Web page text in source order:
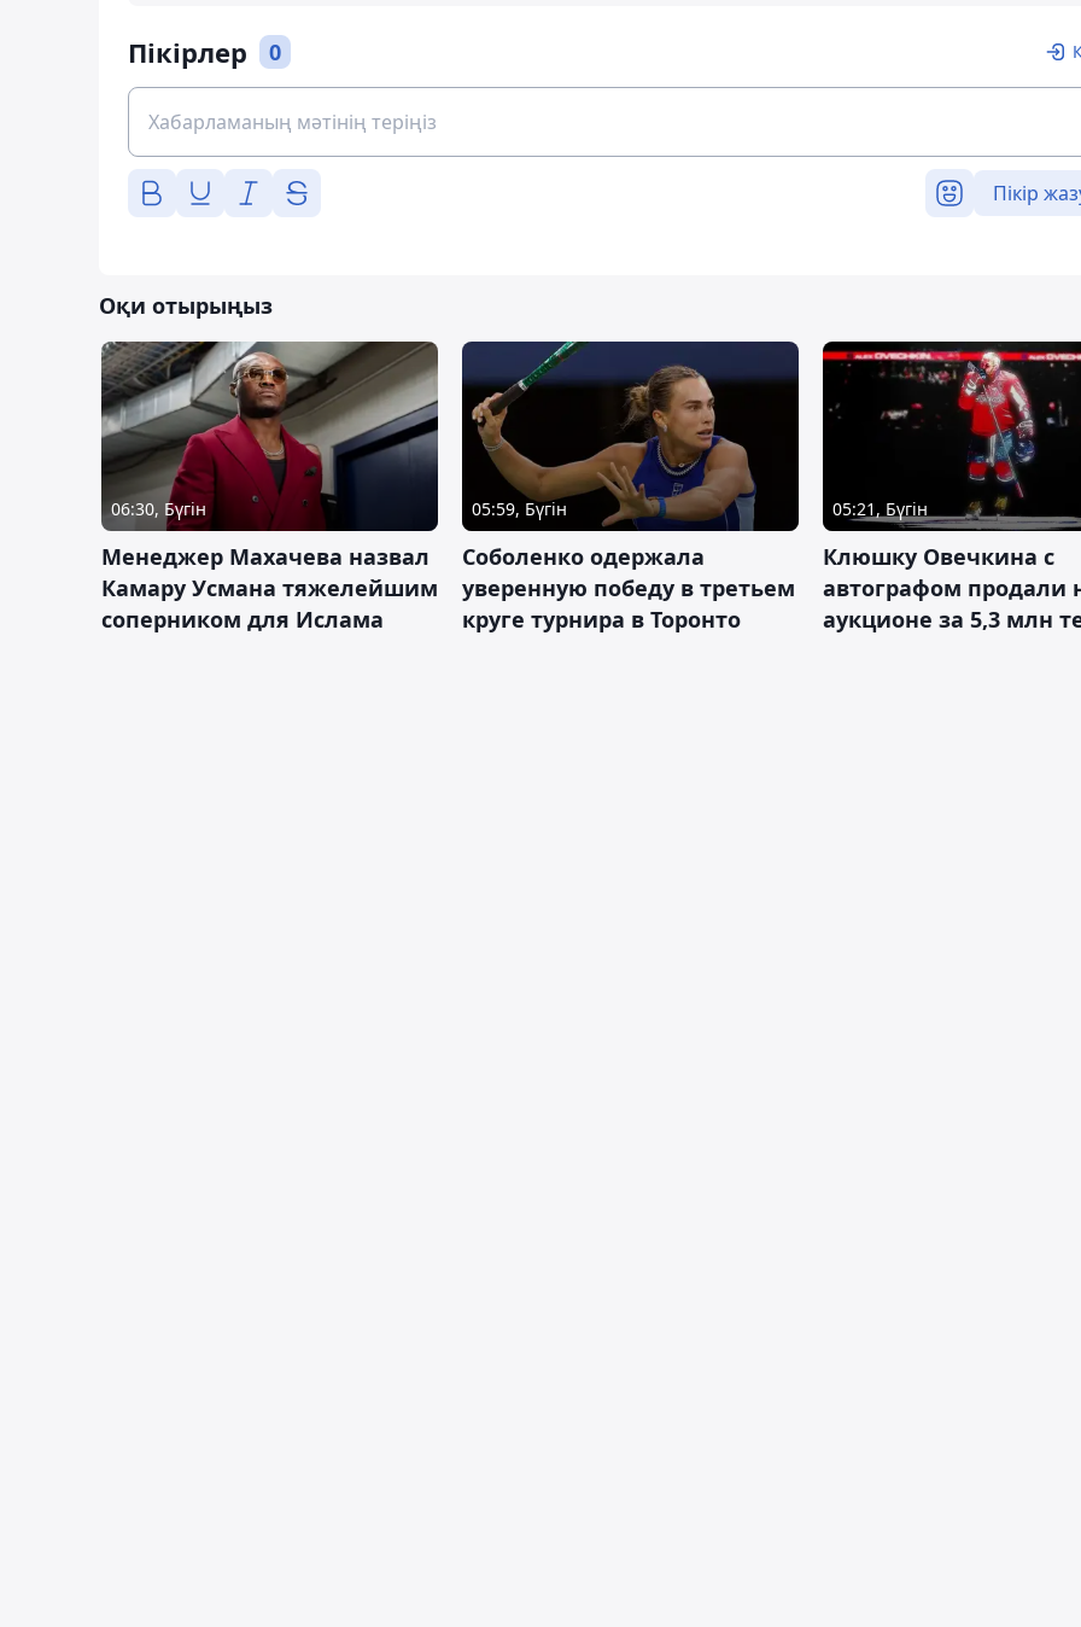
Пікірлер 0
Пікір
Оқи отырыңыз
06:30, Бүгін
Менеджер Махачева назвал
Камару Усмана тяжелейшим
соперником для Ислама
05:59, Бүгін
Соболенко одержала
уверенную победу в третьем
круге турнира в Торонто
05:21, Бүгін
Клюшку Овечкина с
автографом продали
аукционе за 5,3 млн